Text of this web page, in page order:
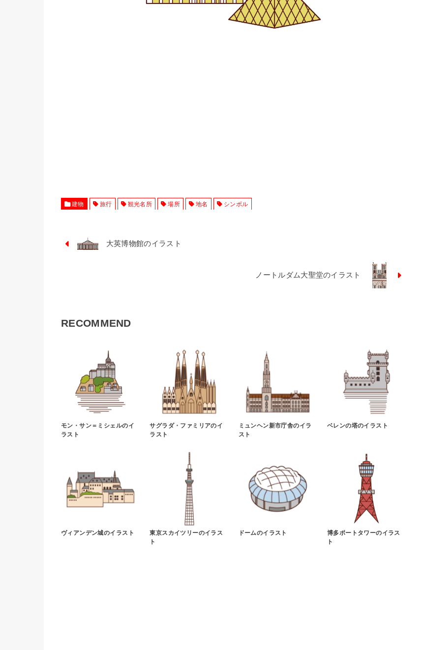
建物 旅行 観光名所 場所 地名 シンボル
大英博物館のイラスト
ノートルダム大聖堂のイラスト
RECOMMEND
モン・サン＝ミシェルのイ
ラスト
サグラダ・ファミリアのイ
ラスト
ミュンヘン新市庁舎のイラ
スト
ベレンの塔のイラスト
ヴィアンデン城のイラスト
東京スカイツリーのイラス
ト
ドームのイラスト
博多ポートタワーのイラス
ト